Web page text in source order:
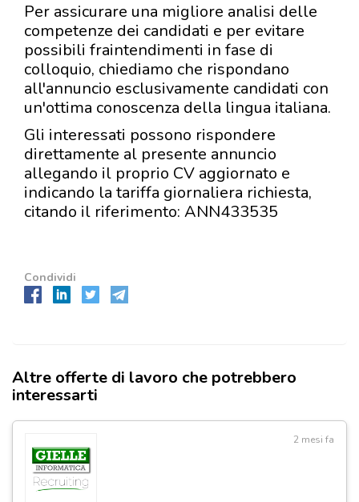
Per assicurare una migliore analisi delle
competenze dei candidati e per evitare
possibili fraintendimenti in fase di
colloquio, chiediamo che rispondano
all'annuncio esclusivamente candidati con
un'ottima conoscenza della lingua italiana.
Gli interessati possono rispondere
direttamente al presente annuncio
allegando il proprio CV aggiornato e
indicando la tariffa giornaliera richiesta,
citando il riferimento: ANN433535
Condividi
Altre offerte di lavoro che potrebbero
interessarti
2 mesi fa